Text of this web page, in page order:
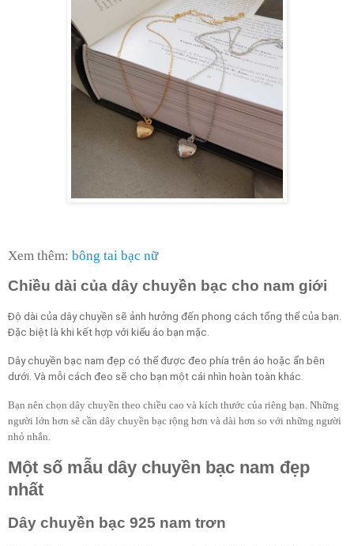
Xem thêm: bông tai bạc nữ
Chiều dài của dây chuyền bạc cho nam giới
Độ dài của dây chuyền sẽ ảnh hưởng đến phong cách tổng thể của bạn.
Đặc biệt là khi kết hợp với kiểu áo bạn mặc.
Dây chuyền bạc nam đẹp có thể được đeo phía trên áo hoặc ẩn bên
dưới. Và mỗi cách đeo sẽ cho bạn một cái nhìn hoàn toàn khác.
Bạn nên chọn dây chuyền theo chiều cao và kích thước của riêng bạn. Những
người lớn hơn sẽ cần dây chuyền bạc rộng hơn và dài hơn so với những người
nhỏ nhắn.
Một số mẫu dây chuyền bạc nam đẹp
nhất
Dây chuyền bạc 925 nam trơn